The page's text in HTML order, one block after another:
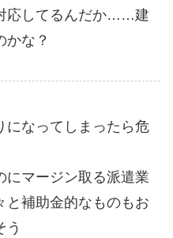
応してるんだか……建
かな？
になってしまったら危
にマージン取る派遣業
と補助金的なものもお
う